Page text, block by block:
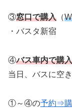
③窓口で購入 （
・バスタ新宿
④バス車内で購入
当日、バスに空
①～④の予約⇒